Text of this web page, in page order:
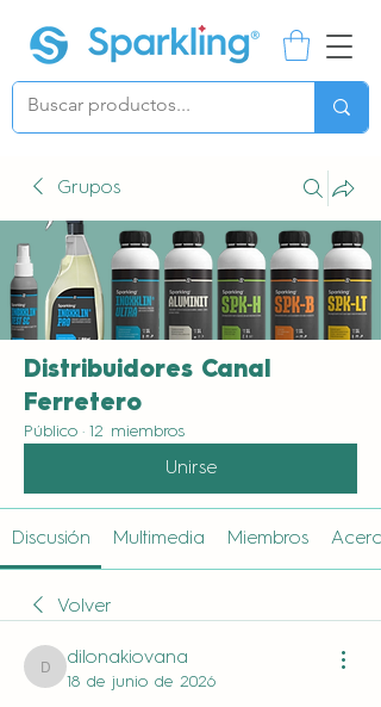
Grupos
Distribuidores Canal
Ferretero
Público · 12 miembros
Unirse
Discusión Multimedia Miembros
Volver
dilonakiovana
dilonakiovana
18 de junio de 2026